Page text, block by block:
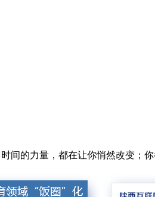
的力量，都在让你悄然改变；